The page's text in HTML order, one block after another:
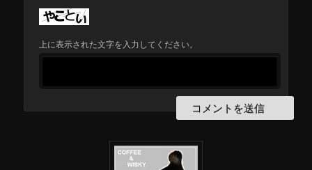
上に表示された文字を入力してください。